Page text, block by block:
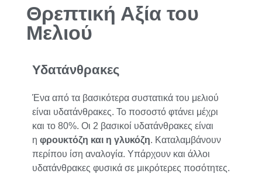
Θρεπτική Αξία του
Μελιού
Υδατάνθρακες
Ένα από τα βασικότερα συστατικά του μελιού
είναι υδατάνθρακες. Το ποσοστό φτάνει μέχρι
και το 80%. Οι 2 βασικοί υδατάνθρακες είναι
η φρουκτόζη και η γλυκόζη. Καταλαμβάνουν
περίπου ίση αναλογία. Υπάρχουν και άλλοι
υδατάνθρακες φυσικά σε μικρότερες ποσότητες.